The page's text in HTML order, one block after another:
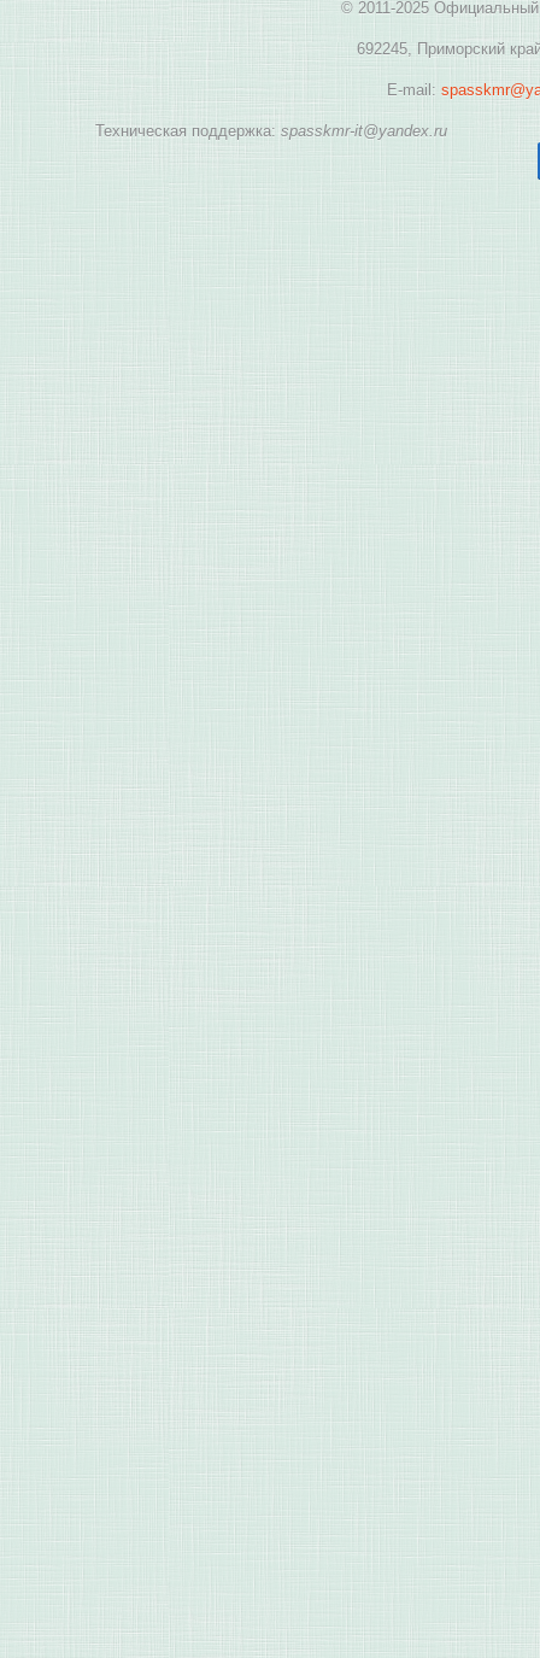
© 2011-2025 Официальный
692245, Приморский
E-mail:
Техническая поддержка: spasskmr-it@yandex.ru